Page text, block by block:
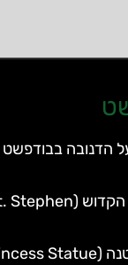
הדנובה בבודפשט